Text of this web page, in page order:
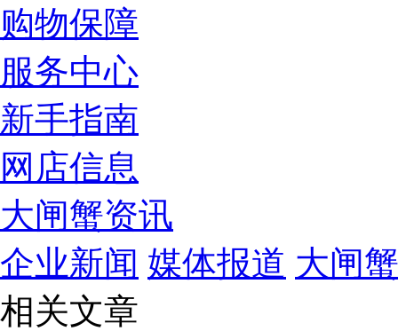
购物保障
服务中心
新手指南
网店信息
大闸蟹资讯
企业新闻 媒体报道 大闸
相关文章